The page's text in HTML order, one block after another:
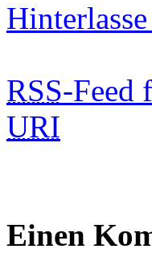
RSS-Feed
URI
Einen